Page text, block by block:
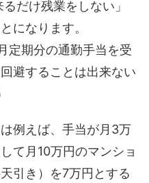
だけ残業をしない」
になります。
定期分の通勤手当を受
避することは出来ない
例えば、手当が月3万
て月10万円のマンショ
引き）を7万円とする